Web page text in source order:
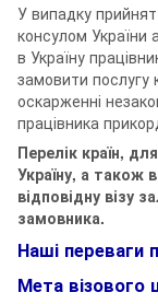
У випадку
консулом України
в Україну
замовити послугу
оскарженні
працівника
Перелік країн,
Україну, а також
відповідну візу
замовника.
Наші переваги
Мета візового